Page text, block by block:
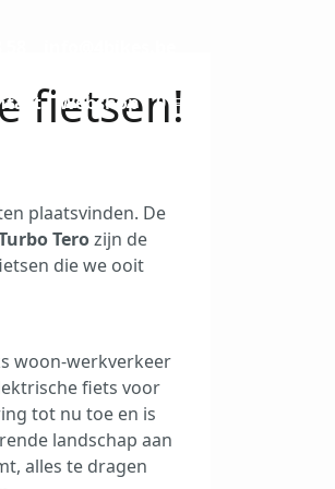
Webshop 0
fietsen!
plaatsvinden. De
Terozijn de
die we ooit
woon-werkverkeer
fiets voor
tot nu toe en is
landschap aan
alles te dragen